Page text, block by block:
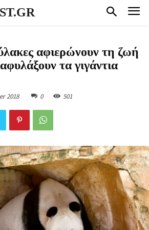
αφιερώνουν τη ζωή
τα γιγάντια
2018 0 501